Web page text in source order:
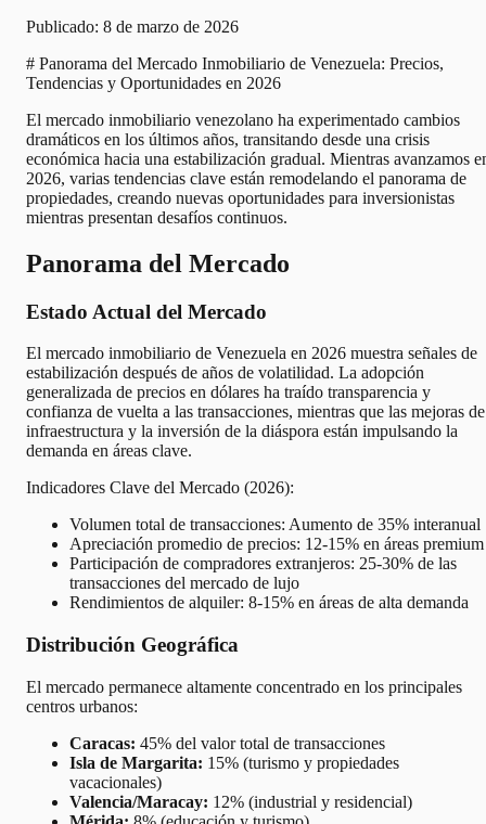
Publicado: 8 de marzo de 2026
# Panorama del Mercado Inmobiliario de Venezuela: Precios,
Tendencias y Oportunidades en 2026
El mercado inmobiliario venezolano ha experimentado cambios
dramáticos en los últimos años, transitando desde una crisis
económica hacia una estabilización gradual. Mientras avanzamos
2026, varias tendencias clave están remodelando el panorama de
propiedades, creando nuevas oportunidades para inversionistas
mientras presentan desafíos continuos.
Panorama del Mercado
Estado Actual del Mercado
El mercado inmobiliario de Venezuela en 2026 muestra señales de
estabilización después de años de volatilidad. La adopción
generalizada de precios en dólares ha traído transparencia y
confianza de vuelta a las transacciones, mientras que las mejoras de
infraestructura y la inversión de la diáspora están impulsando la
demanda en áreas clave.
Indicadores Clave del Mercado (2026):
Volumen total de transacciones: Aumento de 35% interanual
Apreciación promedio de precios: 12-15% en áreas premium
Participación de compradores extranjeros: 25-30% de las
transacciones del mercado de lujo
Rendimientos de alquiler: 8-15% en áreas de alta demanda
Distribución Geográfica
El mercado permanece altamente concentrado en los principales
centros urbanos:
Caracas: 45% del valor total de transacciones
Isla de Margarita: 15% (turismo y propiedades
vacacionales)
Valencia/Maracay: 12% (industrial y residencial)